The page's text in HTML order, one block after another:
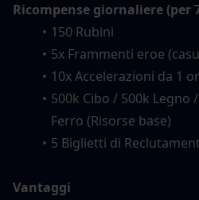
Ricompense giornaliere (per
150 Rubini
5x Frammenti eroe
10x Accelerazioni da 1
500k Cibo / 500k Legno
Ferro (Risorse base)
5 Biglietti di
Vantaggi